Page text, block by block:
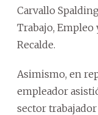
Carvallo
Trabajo, Empleo
Recalde.
Asimismo, en
empleador
sector